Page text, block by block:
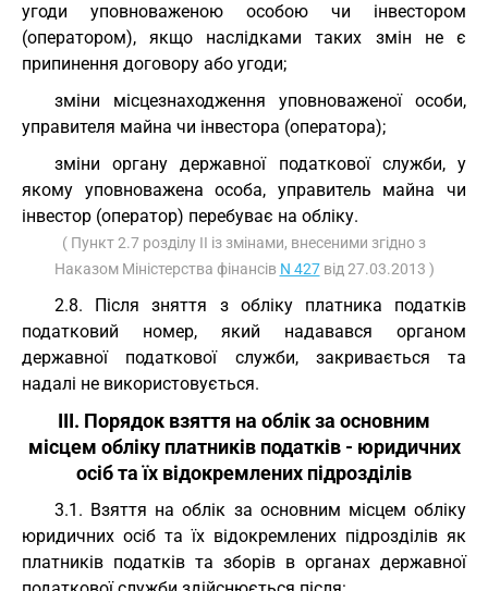
угоди уповноваженою особою чи інвестором
(оператором), якщо наслідками таких змін не є
припинення договору або угоди;
зміни місцезнаходження уповноваженої особи,
управителя майна чи інвестора (оператора);
зміни органу державної податкової служби, у
якому уповноважена особа, управитель майна чи
інвестор (оператор) перебуває на обліку.
( Пункт 2.7 розділу II із змінами, внесеними згідно з
Наказом Міністерства фінансів N 427від 27.03.2013 )
2.8. Після зняття з обліку платника податків
податковий номер, який надавався органом
державної податкової служби, закривається та
надалі не використовується.
III. Порядок взяття на облік за основним
місцем обліку платників податків - юридичних
осіб та їх відокремлених підрозділів
3.1. Взяття на облік за основним місцем обліку
юридичних осіб та їх відокремлених підрозділів як
платників податків та зборів в органах державної